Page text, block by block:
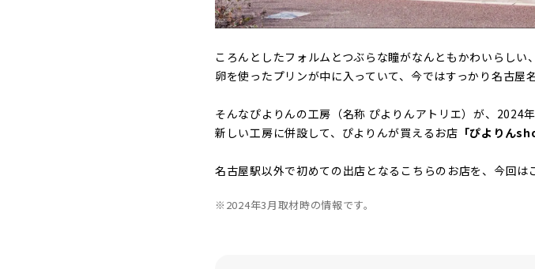
ころんとしたフォルムとつぶらな瞳がなんともかわいらし
卵を使ったプリンが中に入っていて、今ではすっかり名古屋
そんなぴよりんの工房（名称 ぴよりんアトリエ）が、2024
新しい工房に併設して、ぴよりんが買えるお店 「ぴよりん
名古屋駅以外で初めての出店となるこちらのお店を、今回は
※2024年3月取材時の情報です。